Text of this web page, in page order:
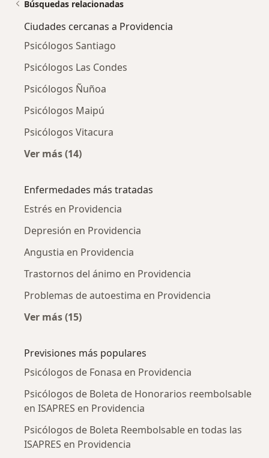
Búsquedas relacionadas
Ciudades cercanas a Providencia
Psicólogos Santiago
Psicólogos Las Condes
Psicólogos Ñuñoa
Psicólogos Maipú
Psicólogos Vitacura
Ver más (14)
Enfermedades más tratadas
Estrés en Providencia
Depresión en Providencia
Angustia en Providencia
Trastornos del ánimo en Providencia
Problemas de autoestima en Providencia
Ver más (15)
Previsiones más populares
Psicólogos de Fonasa en Providencia
Psicólogos de Boleta de Honorarios reembolsable
en ISAPRES en Providencia
Psicólogos de Boleta Reembolsable en todas las
ISAPRES en Providencia